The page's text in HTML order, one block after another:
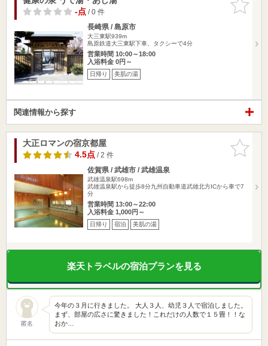
りに追加
-点/ 0 件
長崎県 / 島原市
大三東駅939m
島原鉄道大三東駅下車、タクシーで4分
営業時間 10:00～18:00
入浴料金 0円～
日帰り 美肌の湯
関連情報から探す
お気に入
りに追加
大正ロマンの宿京都屋
4.5点/ 2 件
佐賀県 / 武雄市 / 武雄温泉
武雄温泉駅698m
武雄温泉駅から徒歩8分九州自動車道武雄北方ICから車で7
分
営業時間 13:00～22:00
入浴料金 1,000円～
日帰り 宿泊 美肌の湯
楽天トラベルの宿泊プランを見る
匿名
今年の３月に行きました。 大人３人、幼児３人で宿泊しました。
まず、部屋の広さに驚きました！これだけの人数で１５畳！！な
おか…